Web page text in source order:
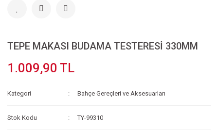
TEPE MAKASI BUDAMA TESTERESİ 330MM
1.009,90 TL
Kategori Bahçe Gereçleri ve Aksesuarları
Stok Kodu TY-99310